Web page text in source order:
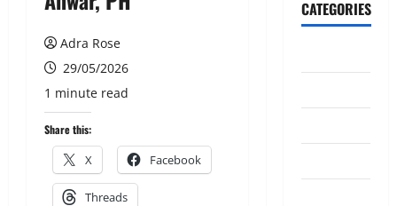
Adra Rose
29/05/2026
1 minute read
Share this:
X Facebook
Threads
CATEGORIES